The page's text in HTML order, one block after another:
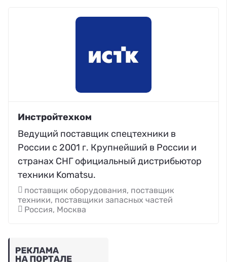
Инстройтехком
Ведущий поставщик спецтехники в
России с 2001 г. Крупнейший в России и
странах СНГ официальный дистрибьютор
техники Komatsu.
поставщик оборудования, поставщик
техники, поставщики запасных частей
Россия, Москва